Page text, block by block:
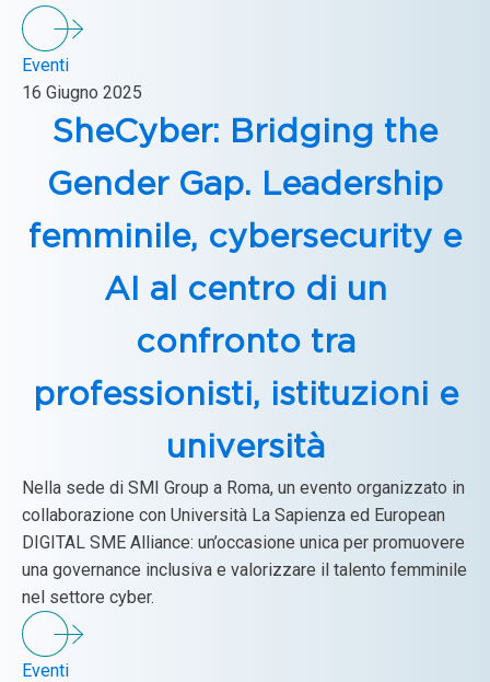
Eventi
16 Giugno 2025
SheCyber: Bridging the
Gender Gap. Leadership
femminile, cybersecurity e
AI al centro di un
confronto tra
professionisti, istituzioni e
università
Nella sede di SMI Group a Roma, un evento organizzato in
collaborazione con Università La Sapienza ed European
DIGITAL SME Alliance: un’occasione unica per promuovere
una governance inclusiva e valorizzare il talento femminile
nel settore cyber.
Eventi